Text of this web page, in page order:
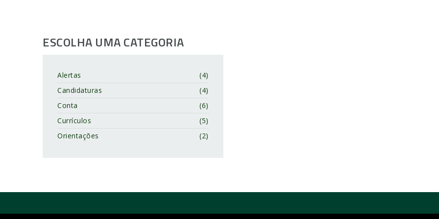
ESCOLHA UMA CATEGORIA
Alertas
(4)
Candidaturas
(4)
Conta
(6)
Currículos
(5)
Orientações
(2)